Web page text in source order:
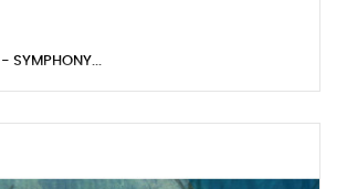
SYMPHONY...